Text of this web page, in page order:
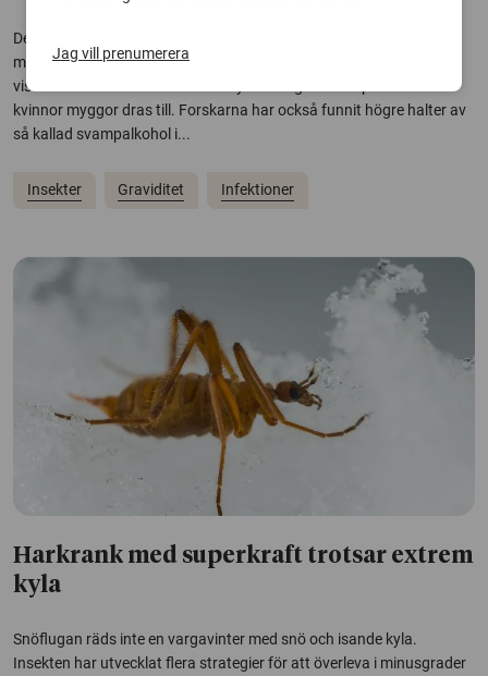
Det är välkänt att myggors jakt på blod styrs av människors doft,
men de kemiska mekanismerna har länge varit oklara. En studie
visar nu att både menstruationscykel och graviditet påverkar vilka
kvinnor myggor dras till. Forskarna har också funnit högre halter av
så kallad svampalkohol i...
Insekter Graviditet Infektioner
Harkrank med superkraft trotsar extrem
kyla
Snöflugan räds inte en vargavinter med snö och isande kyla.
Insekten har utvecklat flera strategier för att överleva i minusgrader
Jag vill prenumerera